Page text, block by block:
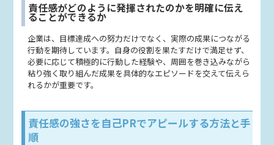
責任感がどのように発揮されたのかを明確に伝え
ることができるか
企業は、目標達成への努力だけでなく、実際の成果につながる
行動を期待しています。自身の役割を果たすだけで満足せず、
必要に応じて積極的に行動した経験や、周囲を巻き込みながら
粘り強く取り組んだ成果を具体的なエピソードを交えて伝えら
れるかが重要です。
責任感の強さを自己PRでアピールする方法と手
順